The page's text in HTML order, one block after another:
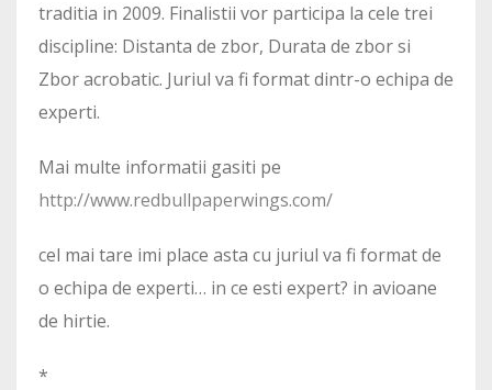
traditia in 2009. Finalistii vor participa la cele trei
discipline: Distanta de zbor, Durata de zbor si
Zbor acrobatic. Juriul va fi format dintr-o echipa de
experti.
Mai multe informatii gasiti pe
http://www.redbullpaperwings.com/
cel mai tare imi place asta cu juriul va fi format de
o echipa de experti… in ce esti expert? in avioane
de hirtie.
*